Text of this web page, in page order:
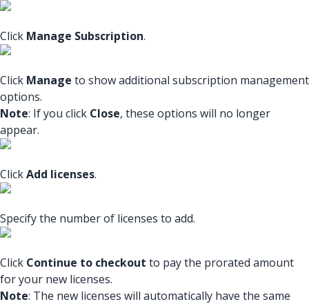
Click Manage Subscription.
Click Manage to show additional subscription management
options.
Note: If you click Close, these options will no longer
appear.
ClickAdd licenses.
Specify the number of licenses to add.
Click Continue to checkout to pay the prorated amount
for your new licenses.
Note: The new licenses will automatically have the same